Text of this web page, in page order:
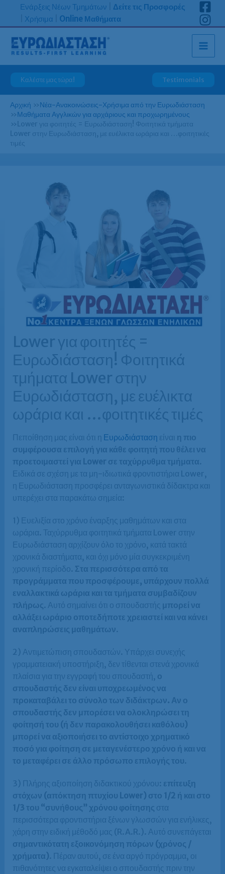
Μετάβαση
περιεχόμενο
Ενάρξεις Νέων Τμημάτων
Δείτε τις Προσφορές
Χρήσιμα Online Μαθήματα
Καλέστε μας τώρα! Testimonials
Αρχική »Νέα-Ανακοινώσεις-Χρήσιμα από την Ευρωδιάσταση
»Μαθήματα Αγγλικών για αρχάριους και προχωρημένους
»Lower για φοιτητές = Ευρωδιάσταση! Φοιτητικά τμήματα
Lower στην Ευρωδιάσταση, με ευέλικτα ωράρια και …φοιτητικές
τιμές
Lower για φοιτητές =
Ευρωδιάσταση! Φοιτητικά
τμήματα Lower στην
Ευρωδιάσταση, με ευέλικτα
ωράρια και …φοιτητικές τιμές
Πεποίθηση μας είναι ότι η Ευρωδιάσταση είναι η πιο
συμφέρουσα επιλογή για κάθε φοιτητή που θέλει να
προετοιμαστεί για Lower σε ταχύρρυθμα τμήματα.
Ειδικά σε σχέση με τα μη-ιδιωτικά φροντιστήρια Lower,
η Ευρωδιάσταση προσφέρει ανταγωνιστικά δίδακτρα και
υπερέχει στα παρακάτω σημεία:
1) Ευελιξία στο χρόνο έναρξης μαθημάτων και στα
ωράρια. Ταχύρρυθμα φοιτητικά τμήματα Lower στην
Ευρωδιάσταση αρχίζουν όλο το χρόνο, κατά τακτά
χρονικά διαστήματα, και όχι μόνο μία συγκεκριμένη
χρονική περίοδο. Στα περισσότερα από τα
προγράμματα που προσφέρουμε, υπάρχουν πολλά
εναλλακτικά ωράρια και τα τμήματα συμβαδίζουν
πλήρως. Αυτό σημαίνει ότι ο σπουδαστής μπορεί να
αλλάξει ωράριο οποτεδήποτε χρειαστεί και να κάνει
αναπληρώσεις μαθημάτων.
2) Αντιμετώπιση σπουδαστών. Υπάρχει συνεχής
γραμματειακή υποστήριξη, δεν τίθενται στενά χρονικά
πλαίσια για την εγγραφή του σπουδαστή, ο
σπουδαστής δεν είναι υποχρεωμένος να
προκαταβάλει το σύνολο των διδάκτρων. Αν ο
σπουδαστής δεν μπορέσει να ολοκληρώσει τη
φοίτησή του (ή δεν παρακολουθήσει καθόλου)
μπορεί να αξιοποιήσει το αντίστοιχο χρηματικό
ποσό για φοίτηση σε μεταγενέστερο χρόνο ή και να
το μεταφέρει σε άλλο πρόσωπο επιλογής του.
3) Πλήρης αξιοποίηση διδακτικού χρόνου: επίτευξη
στόχων (απόκτηση πτυχίου Lower) στο 1/2 ή και στο
1/3 του “συνήθους” χρόνου φοίτησης στα
περισσότερα φροντιστήρια ξένων γλωσσών για ενήλικες,
χάρη στην ειδική μέθοδό μας (R.A.R.). Αυτό συνεπάγεται
σημαντικότατη εξοικονόμηση πόρων (χρόνος /
χρήματα). Πέραν αυτού, σε ένα αργό πρόγραμμα, οι
πιθανότητες να εγκαταλείψει ο σπουδαστής πριν την